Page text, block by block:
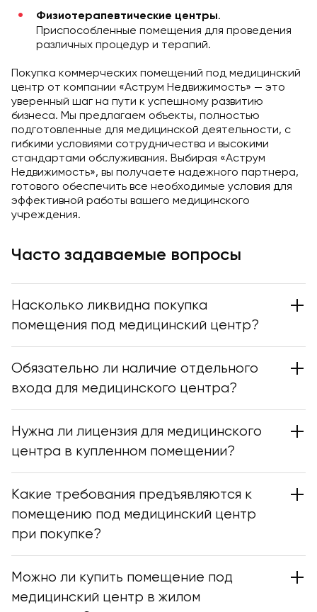
Физиотерапевтические центры.
Приспособленные помещения для проведения
различных процедур и терапий.
Покупка коммерческих помещений под медицинский
центр от компании «Аструм Недвижимость» — это
уверенный шаг на пути к успешному развитию
бизнеса. Мы предлагаем объекты, полностью
подготовленные для медицинской деятельности, с
гибкими условиями сотрудничества и высокими
стандартами обслуживания. Выбирая «Аструм
Недвижимость», вы получаете надежного партнера,
готового обеспечить все необходимые условия для
эффективной работы вашего медицинского
учреждения.
Часто задаваемые вопросы
Насколько ликвидна покупка
помещения под медицинский центр?
Обязательно ли наличие отдельного
входа для медицинского центра?
Нужна ли лицензия для медицинского
центра в купленном помещении?
Какие требования предъявляются к
помещению под медицинский центр
при покупке?
Можно ли купить помещение под
медицинский центр в жилом